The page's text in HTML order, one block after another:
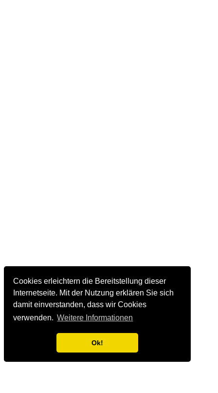
Cookies erleichtern die Bereitstellung dieser
Internetseite. Mit der Nutzung erklären Sie sich
damit einverstanden, dass wir Cookies
verwenden. Weitere Informationen
Ok!